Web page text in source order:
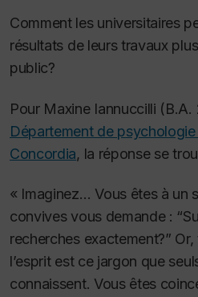
Comment les universitaires
résultats de leurs travaux
public?
Pour Maxine Iannuccilli
Département de psychologie
Concordia, la réponse se
« Imaginez… Vous êtes à un
convives vous demande :
recherches exactement?”
l’esprit est ce jargon que
connaissent. Vous êtes